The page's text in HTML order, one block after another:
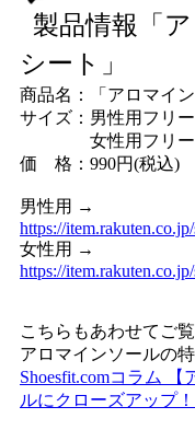
製品情報「
シート」
商品名：「アロマイ
サイズ：男性用フリ
女性用フリー
価 格：990円(税込)
男性用 →
https://
女性用 →
https://
こちらもあわせてご
アロマインソールの
Shoesfit.comコラム
ルにクローズアップ！